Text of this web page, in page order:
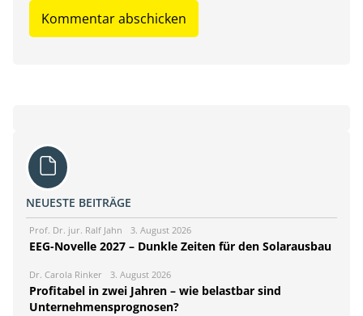
NEUESTE BEITRÄGE
Prof. Dr. jur. Ralf Jahn 3. August 2026
EEG-Novelle 2027 – Dunkle Zeiten für den Solarausbau
Dr. Carola Rinker 3. August 2026
Profitabel in zwei Jahren – wie belastbar sind
Unternehmensprognosen?